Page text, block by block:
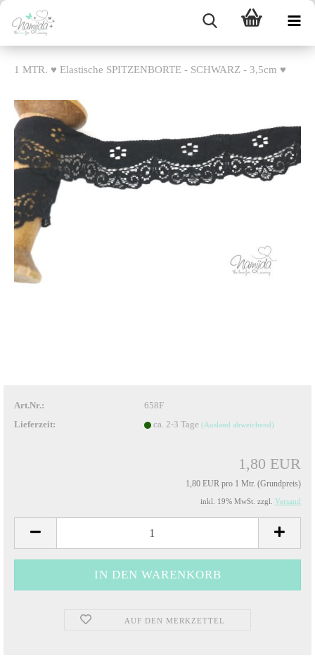
1 MTR. ♥ Elastische SPITZENBORTE - SCHWARZ - 3,5cm ♥
Art.Nr.:
658F
Lieferzeit:
ca. 2-3 Tage (Ausland abweichend)
1,80 EUR
1,80 EUR pro 1 Mtr. (Grundpreis)
inkl. 19% MwSt. zzgl. Versand
AUF DEN MERKZETTEL